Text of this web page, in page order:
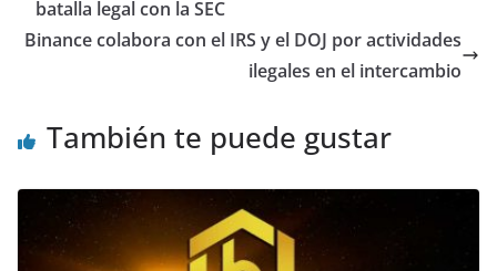
batalla legal con la SEC
Binance colabora con el IRS y el DOJ por actividades
ilegales en el intercambio
También te puede gustar